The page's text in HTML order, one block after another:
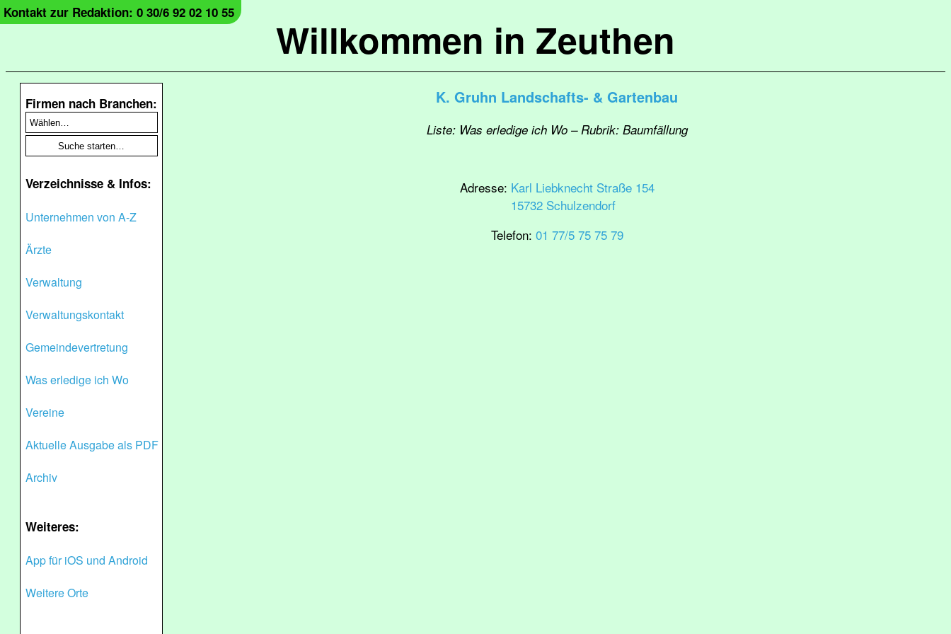
Willkommen in Zeuthen
Kontakt zur Redaktion: 0 30/6 92 02 10 55
Firmen nach Branchen:
Verzeichnisse & Infos:
Unternehmen von A-Z
Ärzte
Verwaltung
Verwaltungskontakt
Gemeindevertretung
Was erledige ich Wo
Vereine
Aktuelle Ausgabe als PDF
Archiv
Weiteres:
App für iOS und Android
Weitere Orte
K. Gruhn Landschafts- & Gartenbau
Liste: Was erledige ich Wo – Rubrik: Baumfällung
Adresse: Karl Liebknecht Straße 154
15732 Schulzendorf
Telefon: 01 77/5 75 75 79